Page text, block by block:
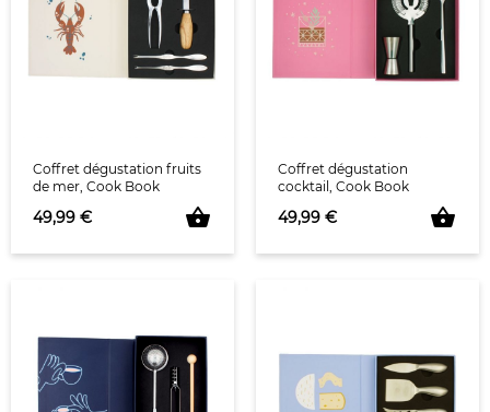
Coffret dégustation fruits
de mer, Cook Book
Prix
49,99 € shopping_basket
Coffret dégustation
cocktail, Cook Book
Prix
49,99 € shopping_basket